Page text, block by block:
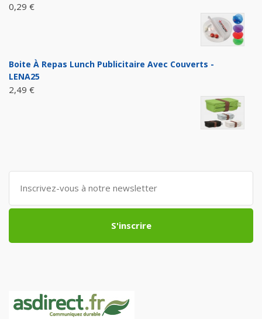
0,29 €
Boite À Repas Lunch Publicitaire Avec Couverts -
LENA25
2,49 €
S'inscrire